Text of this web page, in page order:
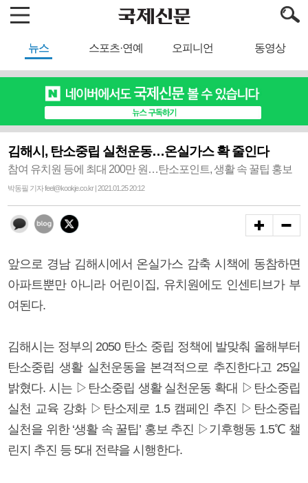
뉴스 스포츠·연예 오피니언 동영상
김해시, 탄소중립 실천운동…온실가스 확 줄인다
참여 유치원 등에 최대 200만 원…탄소포인트, 생활 속 꿀팁 홍보
박동필 기자 feel@kookje.co.kr | 2021.01.25 20:12
앞으로 경남 김해시에서 온실가스 감축 시책에 동참하면
아파트뿐만 아니라 어린이집, 유치원에도 인센티브가 부
여된다.
김해시는 정부의 2050 탄소 중립 정책에 발맞춰 올해부터
탄소중립 생활 실천운동을 본격적으로 추진한다고 25일
밝혔다. 시는 ▷탄소중립 생활 실천운동 확대 ▷탄소중립
실천 교육 강화 ▷탄소제로 1.5 캠페인 추진 ▷탄소중립
실천을 위한 ‘생활 속 꿀팁’ 홍보 추진 ▷기후행동 1.5℃ 챌
린지 추진 등 5대 전략을 시행한다.